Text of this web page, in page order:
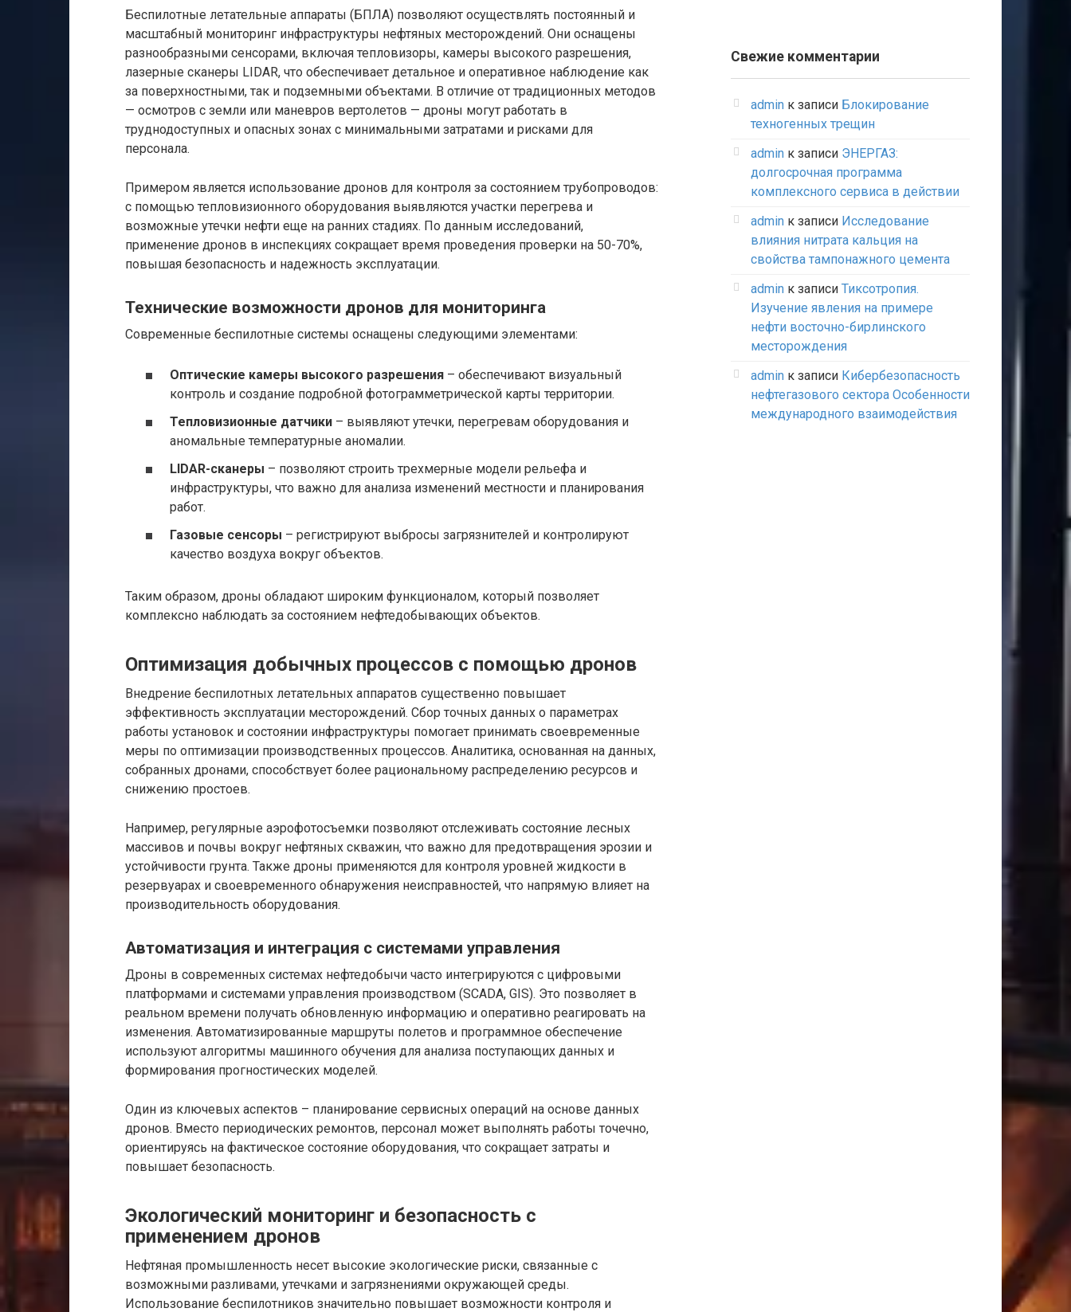
Беспилотные летательные аппараты (БПЛА) позволяют осуществлять постоянный и
масштабный мониторинг инфраструктуры нефтяных месторождений. Они оснащены
разнообразными сенсорами, включая тепловизоры, камеры высокого разрешения,
лазерные сканеры LIDAR, что обеспечивает детальное и оперативное наблюдение как
за поверхностными, так и подземными объектами. В отличие от традиционных методов
— осмотров с земли или маневров вертолетов — дроны могут работать в
труднодоступных и опасных зонах с минимальными затратами и рисками для
персонала.
Примером является использование дронов для контроля за состоянием трубопроводов:
с помощью тепловизионного оборудования выявляются участки перегрева и
возможные утечки нефти еще на ранних стадиях. По данным исследований,
применение дронов в инспекциях сокращает время проведения проверки на 50-70%,
повышая безопасность и надежность эксплуатации.
Технические возможности дронов для мониторинга
Современные беспилотные системы оснащены следующими элементами:
Оптические камеры высокого разрешения – обеспечивают визуальный
контроль и создание подробной фотограмметрической карты территории.
Тепловизионные датчики – выявляют утечки, перегревам оборудования и
аномальные температурные аномалии.
LIDAR-сканеры – позволяют строить трехмерные модели рельефа и
инфраструктуры, что важно для анализа изменений местности и планирования
работ.
Газовые сенсоры – регистрируют выбросы загрязнителей и контролируют
качество воздуха вокруг объектов.
Таким образом, дроны обладают широким функционалом, который позволяет
комплексно наблюдать за состоянием нефтедобывающих объектов.
Оптимизация добычных процессов с помощью дронов
Внедрение беспилотных летательных аппаратов существенно повышает
эффективность эксплуатации месторождений. Сбор точных данных о параметрах
работы установок и состоянии инфраструктуры помогает принимать своевременные
меры по оптимизации производственных процессов. Аналитика, основанная на данных,
собранных дронами, способствует более рациональному распределению ресурсов и
снижению простоев.
Например, регулярные аэрофотосъемки позволяют отслеживать состояние лесных
массивов и почвы вокруг нефтяных скважин, что важно для предотвращения эрозии и
устойчивости грунта. Также дроны применяются для контроля уровней жидкости в
резервуарах и своевременного обнаружения неисправностей, что напрямую влияет на
производительность оборудования.
Автоматизация и интеграция с системами управления
Дроны в современных системах нефтедобычи часто интегрируются с цифровыми
платформами и системами управления производством (SCADA, GIS). Это позволяет в
реальном времени получать обновленную информацию и оперативно реагировать на
изменения. Автоматизированные маршруты полетов и программное обеспечение
используют алгоритмы машинного обучения для анализа поступающих данных и
формирования прогностических моделей.
Один из ключевых аспектов – планирование сервисных операций на основе данных
дронов. Вместо периодических ремонтов, персонал может выполнять работы точечно,
ориентируясь на фактическое состояние оборудования, что сокращает затраты и
повышает безопасность.
Экологический мониторинг и безопасность с
применением дронов
Нефтяная промышленность несет высокие экологические риски, связанные с
возможными разливами, утечками и загрязнениями окружающей среды.
Использование беспилотников значительно повышает возможности контроля и
Свежие комментарии
admin к записи Блокирование
техногенных трещин
admin к записи ЭНЕРГАЗ:
долгосрочная программа
комплексного сервиса в действии
admin к записи Исследование
влияния нитрата кальция на
свойства тампонажного цемента
admin к записи Тиксотропия.
Изучение явления на примере
нефти восточно-бирлинского
месторождения
admin к записи Кибербезопасность
нефтегазового сектора Особенности
международного взаимодействия